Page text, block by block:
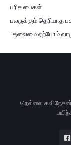
பரிசு பைகள்
பலருக்கும்
“தலைமை ஏற்போம்
நெல்லை கவிநேசன்